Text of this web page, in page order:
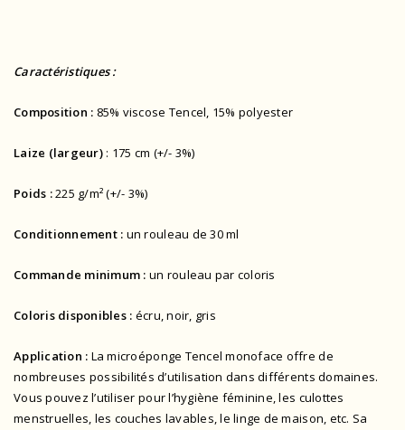
Caractéristiques :
Composition : 85% viscose Tencel, 15% polyester
Laize (largeur): 175 cm (+/- 3%)
Poids :225 g/m² (+/- 3%)
Conditionnement : un rouleau de 30 ml
Commande minimum : un rouleau par coloris
Coloris disponibles : écru, noir, gris
Application : La microéponge Tencel monoface offre de
nombreuses possibilités d’utilisation dans différents domaines.
Vous pouvez l’utiliser pour l’hygiène féminine, les culottes
menstruelles, les couches lavables, le linge de maison, etc. Sa